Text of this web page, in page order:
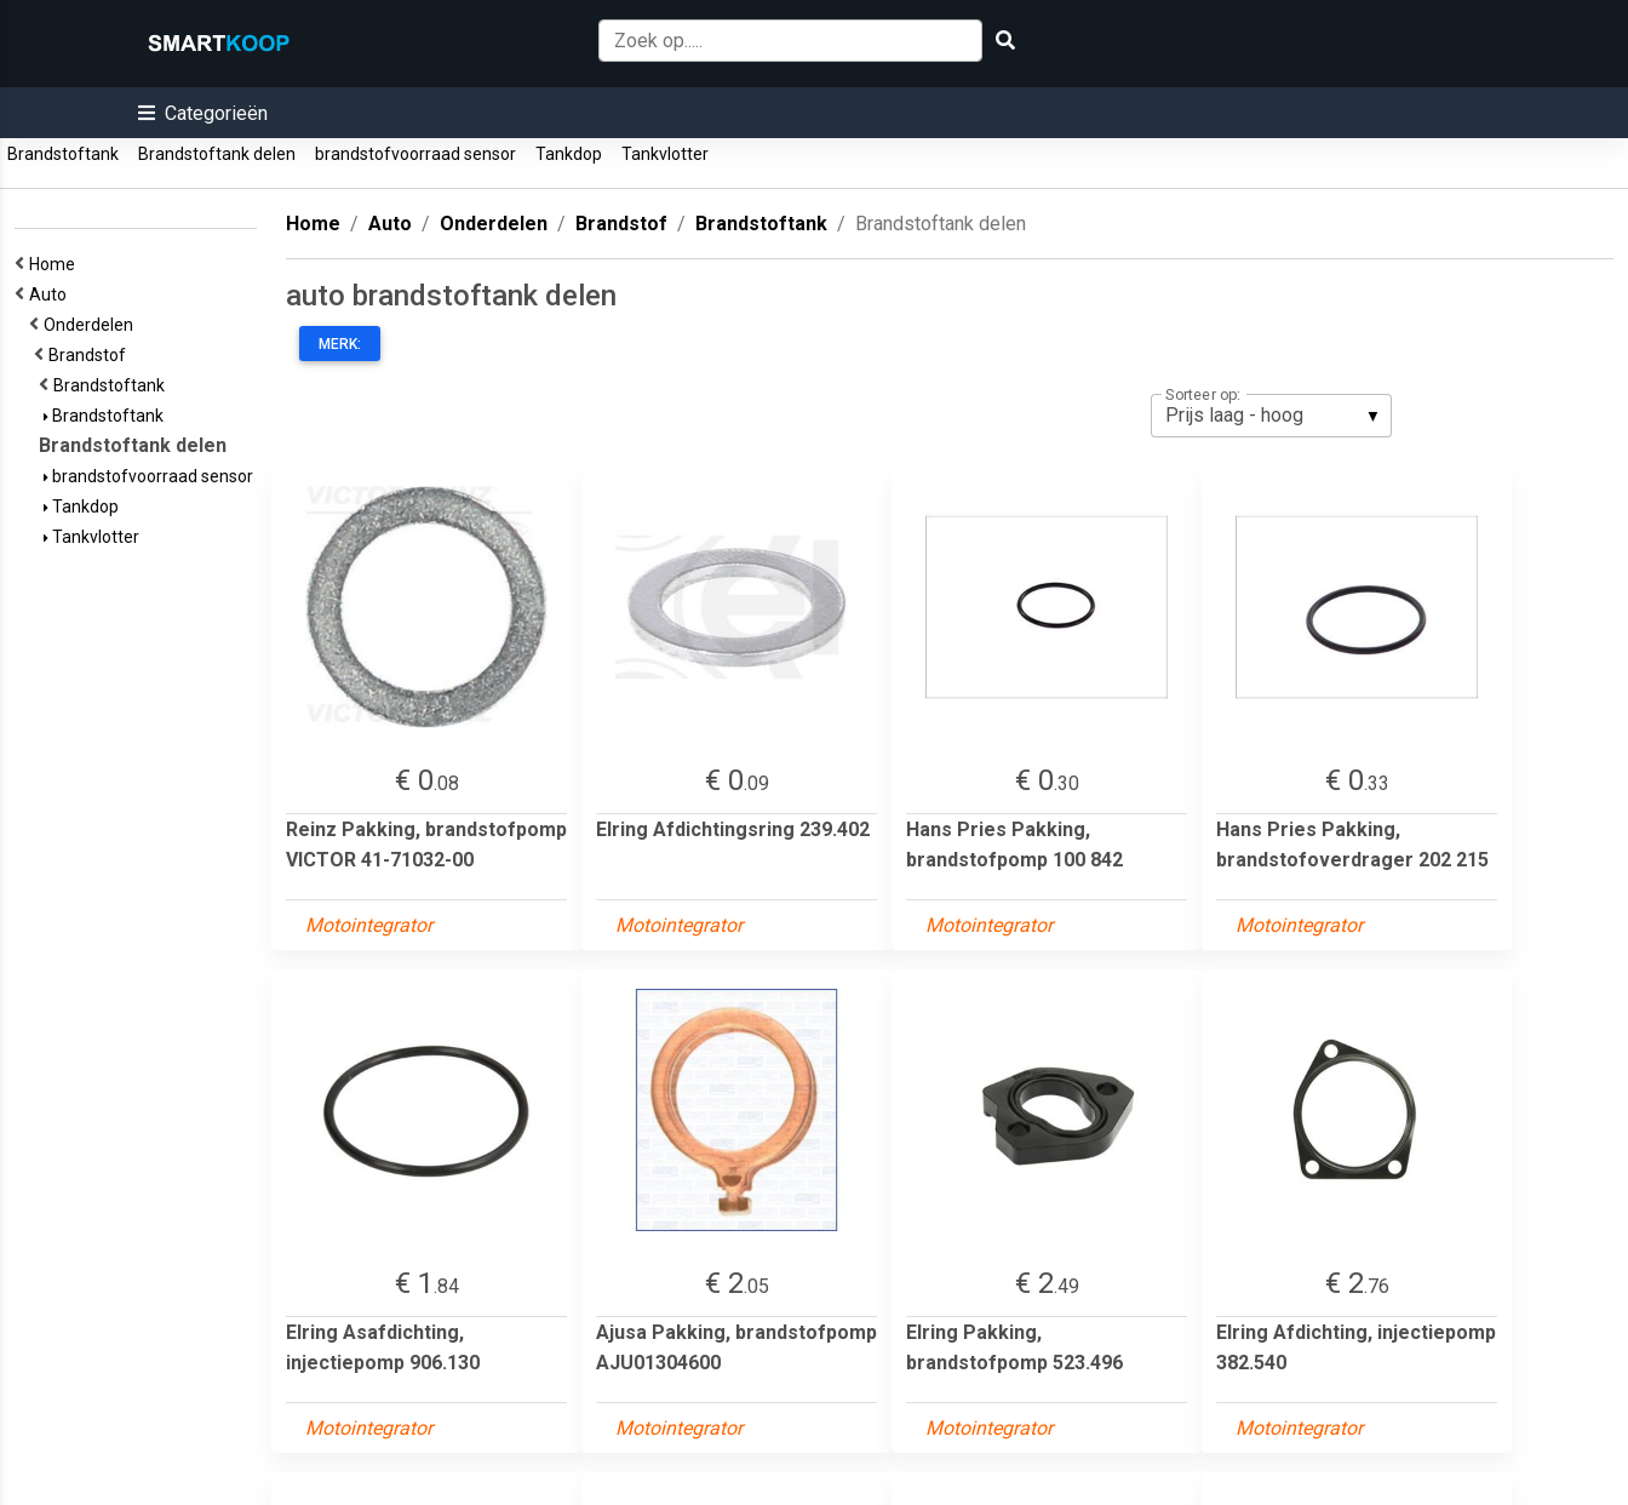
Categorieën
Brandstoftank Brandstoftank delen brandstofvoorraad sensor Tankdop Tankvlotter
Home
Auto
Onderdelen
Brandstof
Brandstoftank
Brandstoftank
Brandstoftank delen
brandstofvoorraad sensor
Tankdop
Tankvlotter
Home Auto Onderdelen Brandstof Brandstoftank Brandstoftank delen
auto brandstoftank delen
MERK:
Sorteer op:
€ 0.08
Reinz Pakking, brandstofpomp
VICTOR 41-71032-00
Motointegrator
€ 0.09
Elring Afdichtingsring 239.402
Motointegrator
€ 0.30
Hans Pries Pakking,
brandstofpomp 100 842
Motointegrator
€ 0.33
Hans Pries Pakking,
brandstofoverdrager 202 215
Motointegrator
€ 1 .84
Elring Asafdichting,
injectiepomp 906.130
Motointegrator
€ 2.05
Ajusa Pakking, brandstofpomp
AJU01304600
Motointegrator
€ 2.49
Elring Pakking,
brandstofpomp 523.496
Motointegrator
€ 2.76
Elring Afdichting, injectiepomp
382.540
Motointegrator